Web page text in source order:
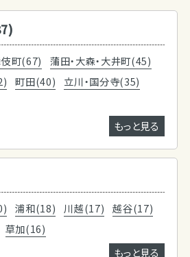
町(67)
蒲田・大森・大井町(45)
町田(40)
立川・国分寺(35)
もっと見る
浦和(18) 川越(17)
越谷(17)
草加(16)
もっと見る